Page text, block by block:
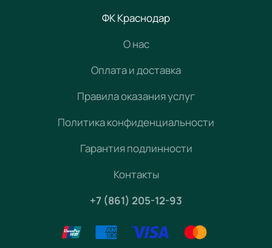
ФК Краснодар
О нас
Оплата и доставка
Правила оказания услуг
Политика конфиденциальности
Гарантия подлинности
Контакты
+7 (861) 205-12-93